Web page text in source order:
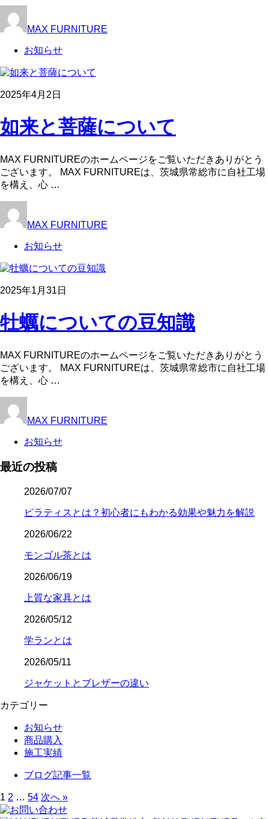
MAX FURNITURE
お知らせ
2025年4月2日
如来と菩薩について
MAX FURNITUREのホームページをご覧いただきありがとう
ございます。 MAX FURNITUREは、茨城県常総市に自社工場
を構え、心 …
MAX FURNITURE
お知らせ
2025年1月31日
牡蠣についての豆知識
MAX FURNITUREのホームページをご覧いただきありがとう
ございます。 MAX FURNITUREは、茨城県常総市に自社工場
を構え、心 …
MAX FURNITURE
お知らせ
最近の投稿
2026/07/07
ピラティスとは？初心者にもわかる効果や魅力を解説
2026/06/22
モンゴル茶とは
2026/06/19
上質な家具とは
2026/05/12
学ランとは
2026/05/11
ジャケットとブレザーの違い
カテゴリー
お知らせ
商品購入
施工実績
ブログ記事一覧
1 2 … 54 次へ »